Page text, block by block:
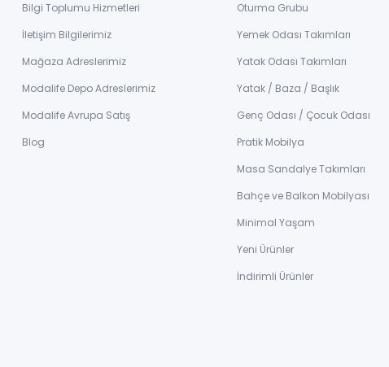
Bilgi Toplumu Hizmetleri
İletişim Bilgilerimiz
Mağaza Adreslerimiz
Modalife Depo Adreslerimiz
Modalife Avrupa Satış
Blog
Oturma Grubu
Yemek Odası Takımları
Yatak Odası Takımları
Yatak / Baza / Başlık
Genç Odası / Çocuk Odası
Pratik Mobilya
Masa Sandalye Takımları
Bahçe ve Balkon Mobilyası
Minimal Yaşam
Yeni Ürünler
İndirimli Ürünler